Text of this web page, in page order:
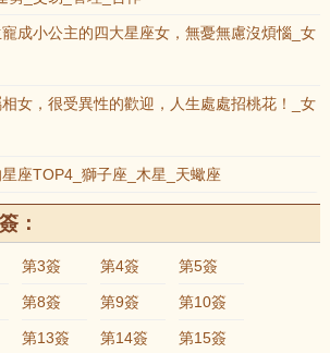
成小公主的四大星座女，無憂無慮沒煩惱_女
女，很受異性的歡迎，人生處處招桃花！_女
座TOP4_獅子座_木星_天蠍座
：
第3簽 第4簽 第5簽
第8簽 第9簽 第10簽
第13簽 第14簽 第15簽